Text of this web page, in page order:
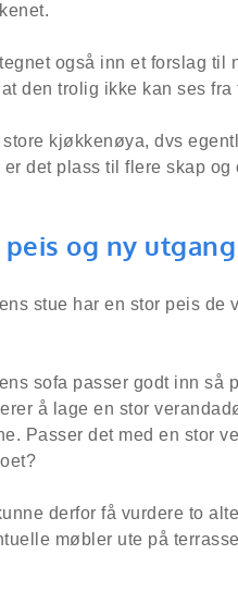
også inn et forslag til
den trolig ikke kan ses
store kjøkkenøya, dvs
er det plass til flere skap
peis og ny
stue har en stor peis de
sofa passer godt inn så
å lage en stor
Passer det med en stor
derfor få vurdere to
møbler ute på